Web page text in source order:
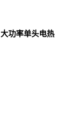
大功率单头电热